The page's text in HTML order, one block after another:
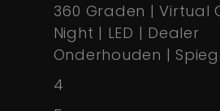
360 Graden | Virtual
Night | LED | Dealer
Onderhouden |
4